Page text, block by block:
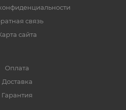
связь
сайта
Оплата
Доставка
Гарантия